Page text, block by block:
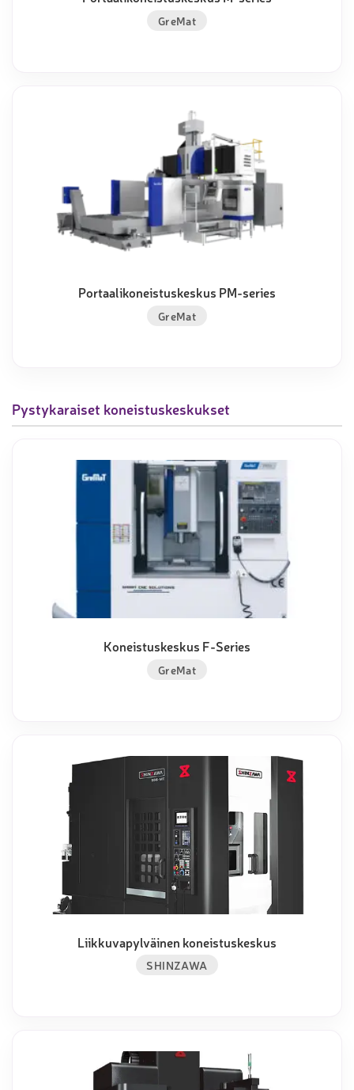
GreMat
Portaalikoneistuskeskus PM-series
GreMat
Pystykaraiset koneistuskeskukset
Koneistuskeskus F-Series
GreMat
Liikkuvapylväinen koneistuskeskus
SHINZAWA